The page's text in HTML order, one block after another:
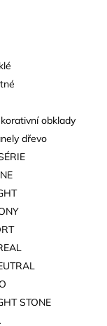
obklady
dřevo
STONE
VERONA BEIGE